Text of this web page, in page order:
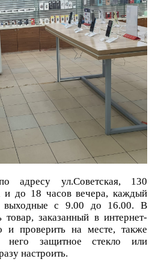
адресу ул.Советская, 130
и до 18 часов вечера, каждый
с 9.00 до 16.00. В
заказанный в интернет-
и проверить на месте, также
него защитное стекло или
настроить.